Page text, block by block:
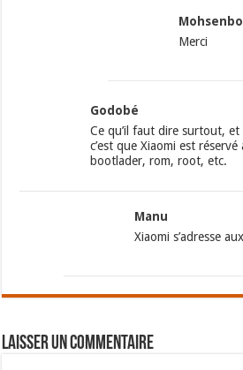
Merci
Godobé
Ce qu’il faut dire surtout, et
c’est que Xiaomi est
bootlader, rom, root, etc.
Manu
Xiaomi s’adresse
Laisser un commentaire